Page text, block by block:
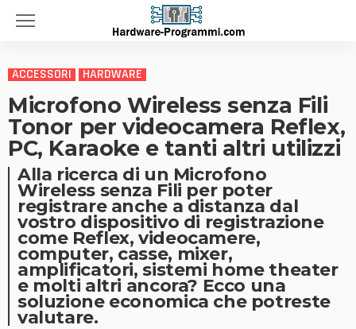
ACCESSORI HARDWARE
Microfono Wireless senza Fili
Tonor per videocamera Reflex,
PC, Karaoke e tanti altri utilizzi
Alla ricerca di un Microfono
Wireless senza Fili per poter
registrare anche a distanza dal
vostro dispositivo di registrazione
come Reflex, videocamere,
computer, casse, mixer,
amplificatori, sistemi home theater
e molti altri ancora? Ecco una
soluzione economica che potreste
valutare.